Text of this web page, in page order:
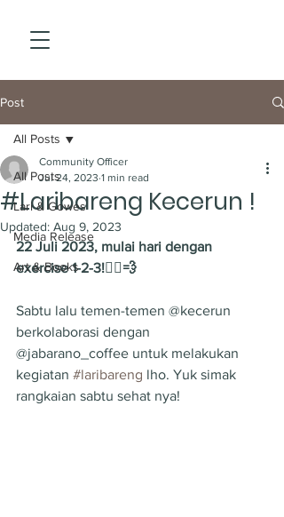
Post
All Posts
Lari & Gowes
Media Release
Art & Books
All Posts
#Laribareng Kecerun !
Community Officer
Jul 24, 2023 1 min read
Updated: Aug 9, 2023
22 Juli 2023, mulai hari dengan
exercise 1-2-3!🏃‍♀️💨
Sabtu lalu temen-temen @kecerun
berkolaborasi dengan
@jabarano_coffee untuk melakukan
kegiatan #laribareng lho. Yuk simak
rangkaian sabtu sehat nya!